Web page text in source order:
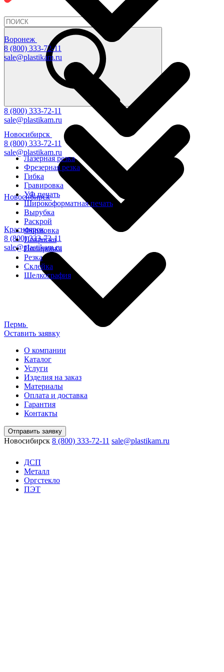
8 (800) 333-72-11
sale@plastikam.ru
Новосибирск
Воронеж
8 (800) 333-72-11
sale@plastikam.ru
Новосибирск
8 (800) 333-72-11
sale@plastikam.ru
Красноярск
8 (800) 333-72-11
sale@plastikam.ru
Пермь
Оставить заявку
О компании
Каталог
Услуги
Изделия на заказ
Материалы
Оплата и доставка
Гарантия
Контакты
Отправить заявку
Новосибирск 8 (800) 333-72-11 sale@plastikam.ru
Лазерная резка
Фрезерная резка
Гибка
Гравировка
УФ печать
Широкоформатная печать
Вырубка
Раскрой
Формовка
Покраска
Полировка
Резка
Склейка
Шелкография
ДСП
Металл
Оргстекло
ПЭТ